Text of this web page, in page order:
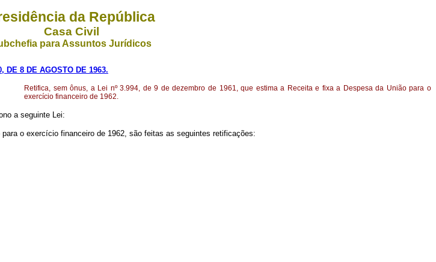
da República
Casa Civil
para Assuntos Jurídicos
DE 8 DE AGOSTO DE 1963.
Retifica, sem ônus, a Lei nº 3.994, de 9 de dezembro de 1961, que estima a Receita e fixa a Despesa da União para o
exercício financeiro de 1962.
a seguinte Lei:
o exercício financeiro de 1962, são feitas as seguintes retificações: